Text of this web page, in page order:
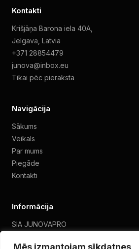
Mēs izmantojam sīkdatnes
Kontakti
Krišjāņa Barona iela 40A,
Jelgava, Latvia
+371 28854479
junova@inbox.eu
Tikai pēc pieraksta
Navigācija
Sākums
Veikals
Par mums
Piegāde
Kontakti
Informācija
SIA JUNOVAPRO